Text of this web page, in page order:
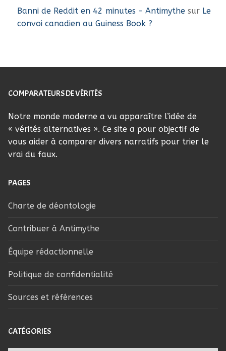
Banni de Reddit en 42 minutes - Antimythe sur Le
convoi canadien au Guiness Book ?
COMPARATEURS DE VÉRITÉS
Notre monde moderne a vu apparaître l’idée de
« vérités alternatives ». Ce site a pour objectif de
vous aider à comparer divers narratifs pour trier le
vrai du faux.
PAGES
Charte de déontologie
Contribuer à Antimythe
Équipe rédactionnelle
Politique de confidentialité
Sources et références
CATÉGORIES